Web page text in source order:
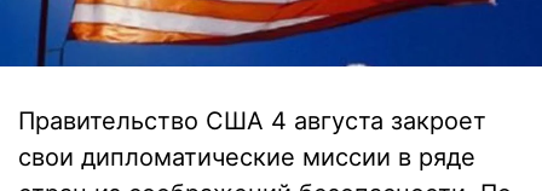
Правительство США 4 августа закроет
свои дипломатические миссии в ряде